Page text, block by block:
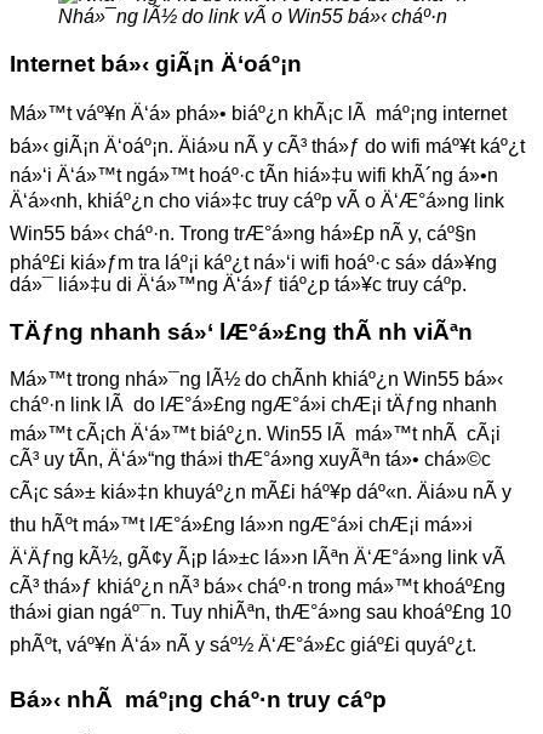
Nhá»¯ng lÃ½ do link vÃ o Win55 bá»‹ cháº·n
Internet bá»‹ giÃ¡n Ä‘oáº¡n
Má»™t váº¥n Ä‘á» phá»• biáº¿n khÃ¡c lÃ máº¡ng internet
bá»‹ giÃ¡n Ä‘oáº¡n. Äiá»u nÃ y cÃ³ thá»ƒ do wifi máº¥t káº¿t
ná»‘i Ä‘á»™t ngá»™t hoáº·c tÃ­n hiá»‡u wifi khÃ´ng á»•n
Ä‘á»‹nh, khiáº¿n cho viá»‡c truy cáº­p vÃ o Ä‘Æ°á»ng link
Win55 bá»‹ cháº·n. Trong trÆ°á»ng há»£p nÃ y, cáº§n
pháº£i kiá»ƒm tra láº¡i káº¿t ná»‘i wifi hoáº·c sá»­ dá»¥ng
dá»¯ liá»‡u di Ä‘á»™ng Ä‘á»ƒ tiáº¿p tá»¥c truy cáº­p.
TÄƒng nhanh sá»‘ lÆ°á»£ng thÃ nh viÃªn
Má»™t trong nhá»¯ng lÃ½ do chÃ­nh khiáº¿n Win55 bá»‹
cháº·n link lÃ do lÆ°á»£ng ngÆ°á»i chÆ¡i tÄƒng nhanh
má»™t cÃ¡ch Ä‘á»™t biáº¿n. Win55 lÃ má»™t nhÃ cÃ¡i
cÃ³ uy tÃ­n, Ä‘á»“ng thá»i thÆ°á»ng xuyÃªn tá»• chá»©c
cÃ¡c sá»± kiá»‡n khuyáº¿n mÃ£i háº¥p dáº«n. Äiá»u nÃ y
thu hÃºt má»™t lÆ°á»£ng lá»›n ngÆ°á»i chÆ¡i má»›i
Ä‘Äƒng kÃ½, gÃ¢y Ã¡p lá»±c lá»›n lÃªn Ä‘Æ°á»ng link vÃ
cÃ³ thá»ƒ khiáº¿n nÃ³ bá»‹ cháº·n trong má»™t khoáº£ng
thá»i gian ngáº¯n. Tuy nhiÃªn, thÆ°á»ng sau khoáº£ng 10
phÃºt, váº¥n Ä‘á» nÃ y sáº½ Ä‘Æ°á»£c giáº£i quyáº¿t.
Bá»‹ nhÃ máº¡ng cháº·n truy cáº­p